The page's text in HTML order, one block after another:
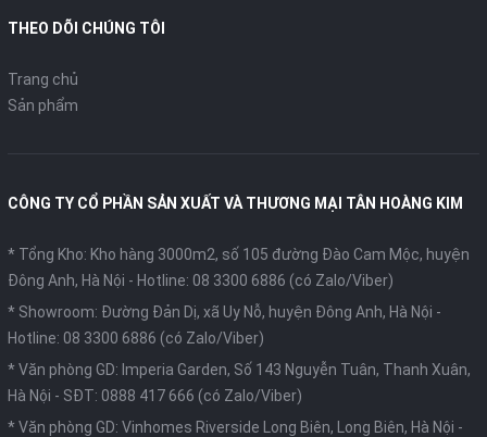
THEO DÕI CHÚNG TÔI
Trang chủ
Sản phẩm
CÔNG TY CỔ PHẦN SẢN XUẤT VÀ THƯƠNG MẠI TÂN HOÀNG KIM
* Tổng Kho: Kho hàng 3000m2, số 105 đường Đào Cam Mộc, huyện
Đông Anh, Hà Nội - Hotline: 08 3300 6886 (có Zalo/Viber)
* Showroom: Đường Đản Dị, xã Uy Nỗ, huyện Đông Anh, Hà Nội -
Hotline: 08 3300 6886 (có Zalo/Viber)
* Văn phòng GD: Imperia Garden, Số 143 Nguyễn Tuân, Thanh Xuân,
Hà Nội - SĐT: 0888 417 666 (có Zalo/Viber)
* Văn phòng GD: Vinhomes Riverside Long Biên, Long Biên, Hà Nội -